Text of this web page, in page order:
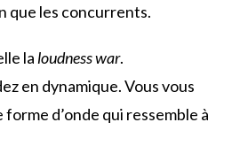
que les concurrents.
la loudness war.
en dynamique. Vous vous
d’onde qui ressemble à